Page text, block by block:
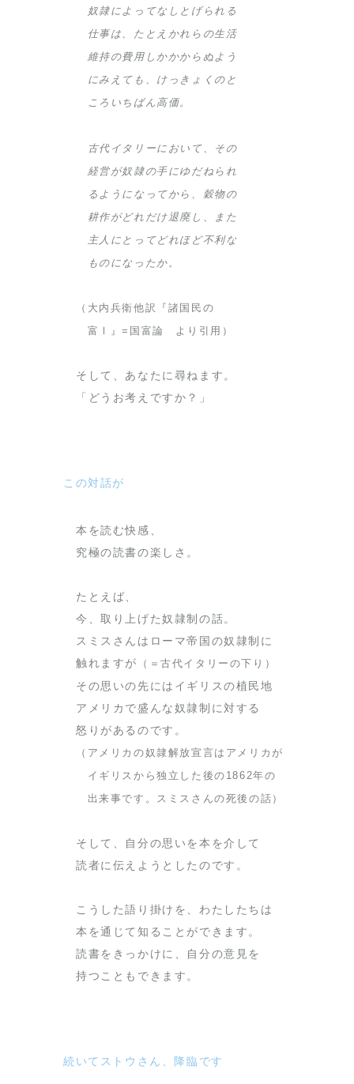
奴隷によってなしとげられる
仕事は、たとえかれらの生活
維持の費用しかかからぬよう
にみえても、けっきょくのと
ころいちばん高価。
古代イタリーにおいて、その
経営が奴隷の手にゆだねられ
るようになってから、穀物の
耕作がどれだけ退廃し、また
主人にとってどれほど不利な
ものになったか。
（大内兵衛他訳『諸国民の
富Ⅰ』=国富論 より引用）
そして、あなたに尋ねます。
「どうお考えですか？」
この対話が
本を読む快感、
究極の読書の楽しさ。
たとえば、
今、取り上げた奴隷制の話。
スミスさんはローマ帝国の奴隷制に
触れますが
（＝古代イタリーの下り）
その思いの先にはイギリスの植民地
アメリカで盛んな奴隷制に対する
怒りがあるのです。
（アメリカの奴隷解放宣言はアメリカが
イギリスから独立した後の1862年の
出来事です。スミスさんの死後の話）
そして、自分の思いを本を介して
読者に伝えようとしたのです。
こうした語り掛けを、わたしたちは
本を通じて知ることができます。
読書をきっかけに、自分の意見を
持つこともできます。
続いてストウさん、降臨です